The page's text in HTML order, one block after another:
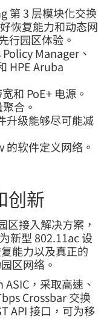
第 3 层模块化交换
恢复能力和动态网
行园区体验。
Manager、
HPE Aruba
和 PoE+ 电源。
合。
升级能够尽可能减
的软件定义网络。
创新
区接入解决方案，
新型 802.11ac 设
能力以及真正的
区网络。
，采取高速、
Crossbar 交换
API 接口，可为移